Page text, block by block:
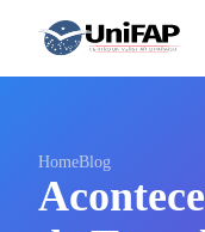
HomeBlog